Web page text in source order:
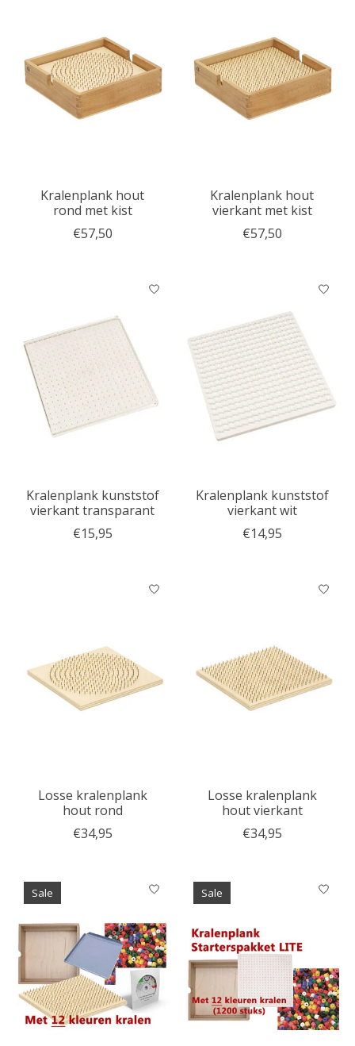
Kralenplank hout
rond met kist
€57,50
Kralenplank hout
vierkant met kist
€57,50
Kralenplank kunststof
vierkant transparant
€15,95
Kralenplank kunststof
vierkant wit
€14,95
Losse kralenplank
hout rond
€34,95
Losse kralenplank
hout vierkant
€34,95
Sale Sale